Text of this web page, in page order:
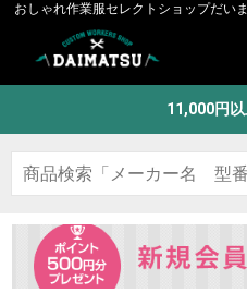
おしゃれ作業服セレクトショップだい
11,000円